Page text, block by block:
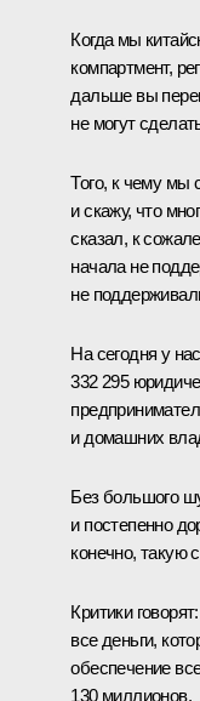
Когда мы
компартмент,
дальше вы
не могут
Того, к чему мы
и скажу, что
сказал, к
начала не
не
На сегодня у
332 295
и домашних
Без большого
и постепенно
конечно, такую
Критики
все деньги,
обеспечение
130 миллионов.